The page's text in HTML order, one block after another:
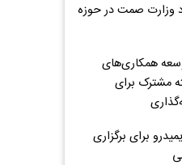
به عملکرد وزارت صمت در حوزه
همکاری‌های
مشترک برای
برای برگزاری